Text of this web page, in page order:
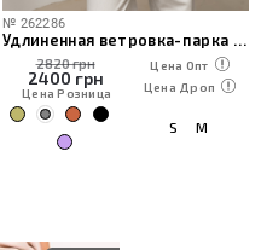
№ 262286
Удлиненная ветровка-парка с капюшоном
2820 грн
2400 грн
Цена Розница
Цена Опт
Цена Дроп
S M